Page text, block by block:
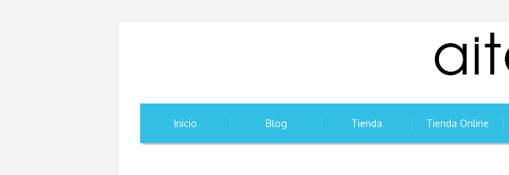
Inicio Blog Tienda Tienda Online